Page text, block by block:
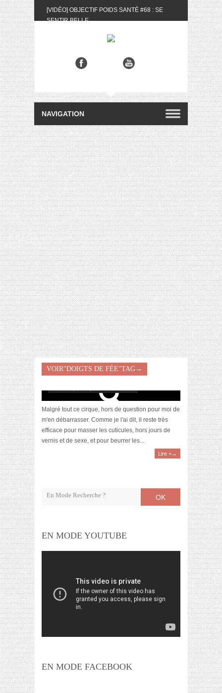
[VIDÉO] OBJECTIF POIDS SANTÉ #68 : SE
SENTIR BELLE
BIOTYFULL BOX DU MOIS DE MAI 2024 FEAT.
[VIDÉO] QUITOQUE #10 : MEAL PREP &
CONVIVIALITÉ
[VIDÉO] UNBOXING : LES MY LITTLE &
BIOTYFULL BOX DU MOIS D’AVRIL 2024
FEAT. AKILA
[VIDÉO] OBJECTIF POIDS SANTÉ #67 : L’AVIS
DES AUTRES, CE N’EST QUE LA VIE DES
AUTRES
[VIDÉO] UNBOXING : LES MY LITTLE &
BIOTYFULL BOX DES MOIS DE FÉVRIER ET
MARS 2024 FEAT. AKILA
[VIDÉO] LA SÉLECTION DU MOIS
#JANVIER2024
[VIDÉO] HELLOFRESH #34 : IDÉES
RECETTES RISOTTO
VOIR"DOIGTS DE FÉE"TAG→
Mes doigts de fée, selon Lush
Malgré tout ce cirque, hors de question pour moi de
m'en débarrasser. Comme je l'ai dit, il reste très
efficace pour masser les cuticules, hors jours de
vernis et de sexe, et pour beurrer les...
Lire +→
OK
EN MODE YOUTUBE
EN MODE FACEBOOK